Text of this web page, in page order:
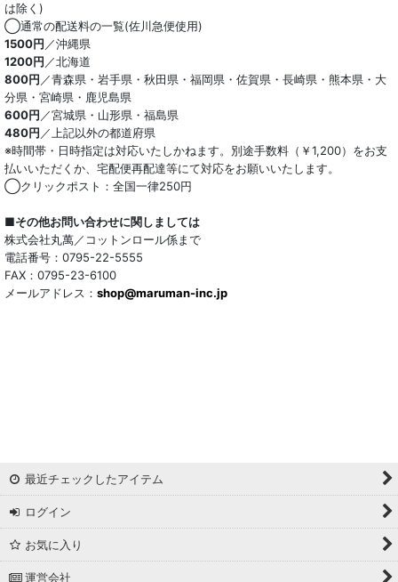
は除く)
◯通常の配送料の一覧(佐川急便使用)
1500円 ／沖縄県
1200円 ／北海道
800円 ／青森県・岩手県・秋田県・福岡県・佐賀県・長崎県・熊本県・大
分県・宮崎県・鹿児島県
600円 ／宮城県・山形県・福島県
480円 ／上記以外の都道府県
※時間帯・日時指定は対応いたしかねます。別途手数料（￥1,200）をお支
払いいただくか、宅配便再配達等にて対応をお願いいたします。
◯クリックポスト：全国一律250円
■その他お問い合わせに関しましては
株式会社丸萬／コットンロール係まで
電話番号：0795-22-5555
FAX：0795-23-6100
メールアドレス： shop@maruman-inc.jp
最近チェックしたアイテム
ログイン
お気に入り
運営会社